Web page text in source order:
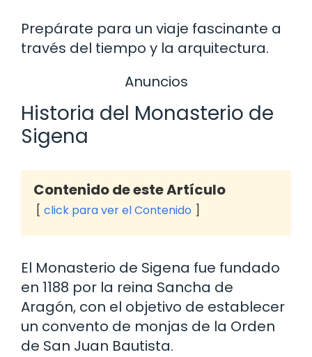
Prepárate para un viaje fascinante a
través del tiempo y la arquitectura.
Anuncios
Historia del Monasterio de
Sigena
Contenido de este Artículo
click para ver el Contenido
El Monasterio de Sigena fue fundado
en 1188 por la reina Sancha de
Aragón, con el objetivo de establecer
un convento de monjas de la Orden
de San Juan Bautista.